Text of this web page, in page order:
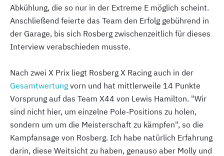
Abkühlung, die so nur in der Extreme E möglich scheint.
Anschließend feierte das Team den Erfolg gebührend in
der Garage, bis sich Rosberg zwischenzeitlich für dieses
Interview verabschieden musste.
Nach zwei X Prix liegt Rosberg X Racing auch in der
Gesamtwertung vorn und hat mittlerweile 14 Punkte
Vorsprung auf das Team X44 von Lewis Hamilton. "Wir
sind nicht hier, um einzelne Pole-Positions zu holen,
sondern um um die Meisterschaft zu kämpfen", so die
Kampfansage von Rosberg. Ich habe natürlich Erfahrung
darin, diese Weitsicht zu haben, genauso aber Molly und